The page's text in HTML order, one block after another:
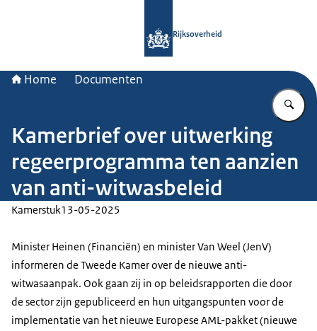
Rijksoverheid
Home Documenten
Kamerbrief over uitwerking
regeerprogramma ten aanzien
van anti-witwasbeleid
Kamerstuk13-05-2025
Minister Heinen (Financiën) en minister Van Weel (JenV)
informeren de Tweede Kamer over de nieuwe anti-
witwasaanpak. Ook gaan zij in op beleidsrapporten die door
de sector zijn gepubliceerd en hun uitgangspunten voor de
implementatie van het nieuwe Europese AML-pakket (nieuwe